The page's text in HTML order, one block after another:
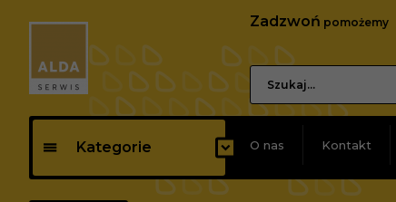
Zadzwoń pomożemy
Kategorie O nas Kontakt